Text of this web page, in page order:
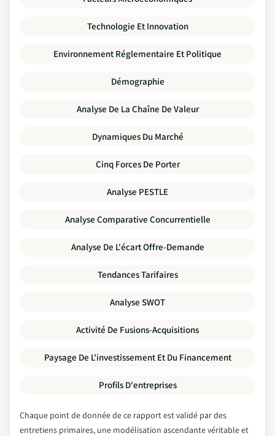
Technologie Et Innovation
Environnement Réglementaire Et Politique
Démographie
Analyse De La Chaîne De Valeur
Dynamiques Du Marché
Cinq Forces De Porter
Analyse PESTLE
Analyse Comparative Concurrentielle
Analyse De L'écart Offre-Demande
Tendances Tarifaires
Analyse SWOT
Activité De Fusions-Acquisitions
Paysage De L'investissement Et Du Financement
Profils D'entreprises
Chaque point de donnée de ce rapport est validé par des
entretiens primaires, une modélisation ascendante véritable et